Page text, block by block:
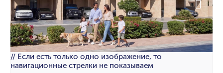
// Если есть только одно изображение, то
навигационные стрелки не показываем